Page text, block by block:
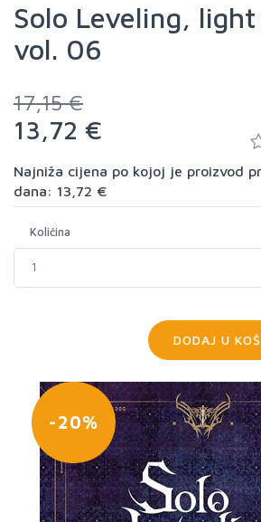
Solo Leveling,
vol. 06
17,15 €
13,72 €
Najniža cijena po kojoj je proizvod
dana: 13,72 €
Količina
DODAJ U
-20%